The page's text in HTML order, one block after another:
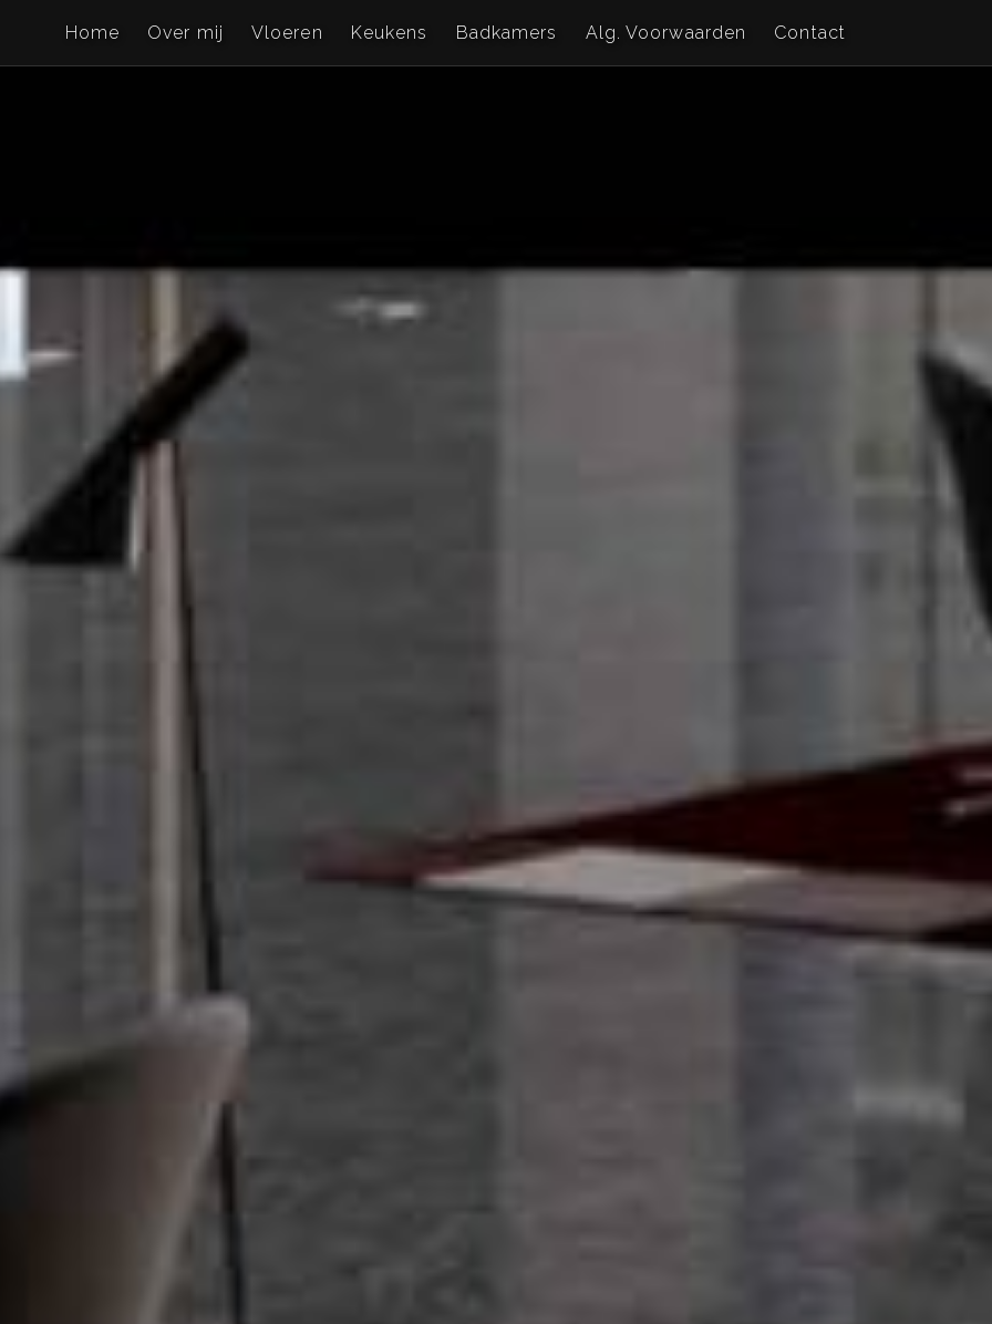
Home Over mij Vloeren Keukens Badkamers Alg. Voorwaarden Contact